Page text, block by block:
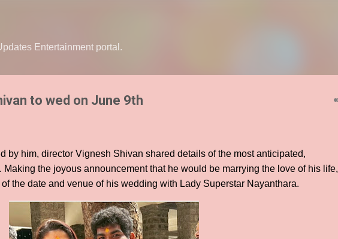
Entertainment portal.
to wed on June 9th
by him, director Vignesh Shivan shared details of the most anticipated,
the joyous announcement that he would be marrying the love of his life,
the date and venue of his wedding with Lady Superstar Nayanthara.